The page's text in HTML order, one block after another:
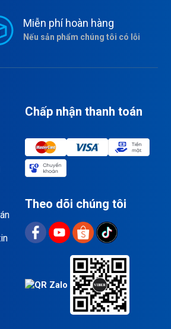
Miễn phí hoàn hàng
Nếu sản phẩm chúng tôi có lỗi
Chấp nhận thanh toán
Theo dõi chúng tôi